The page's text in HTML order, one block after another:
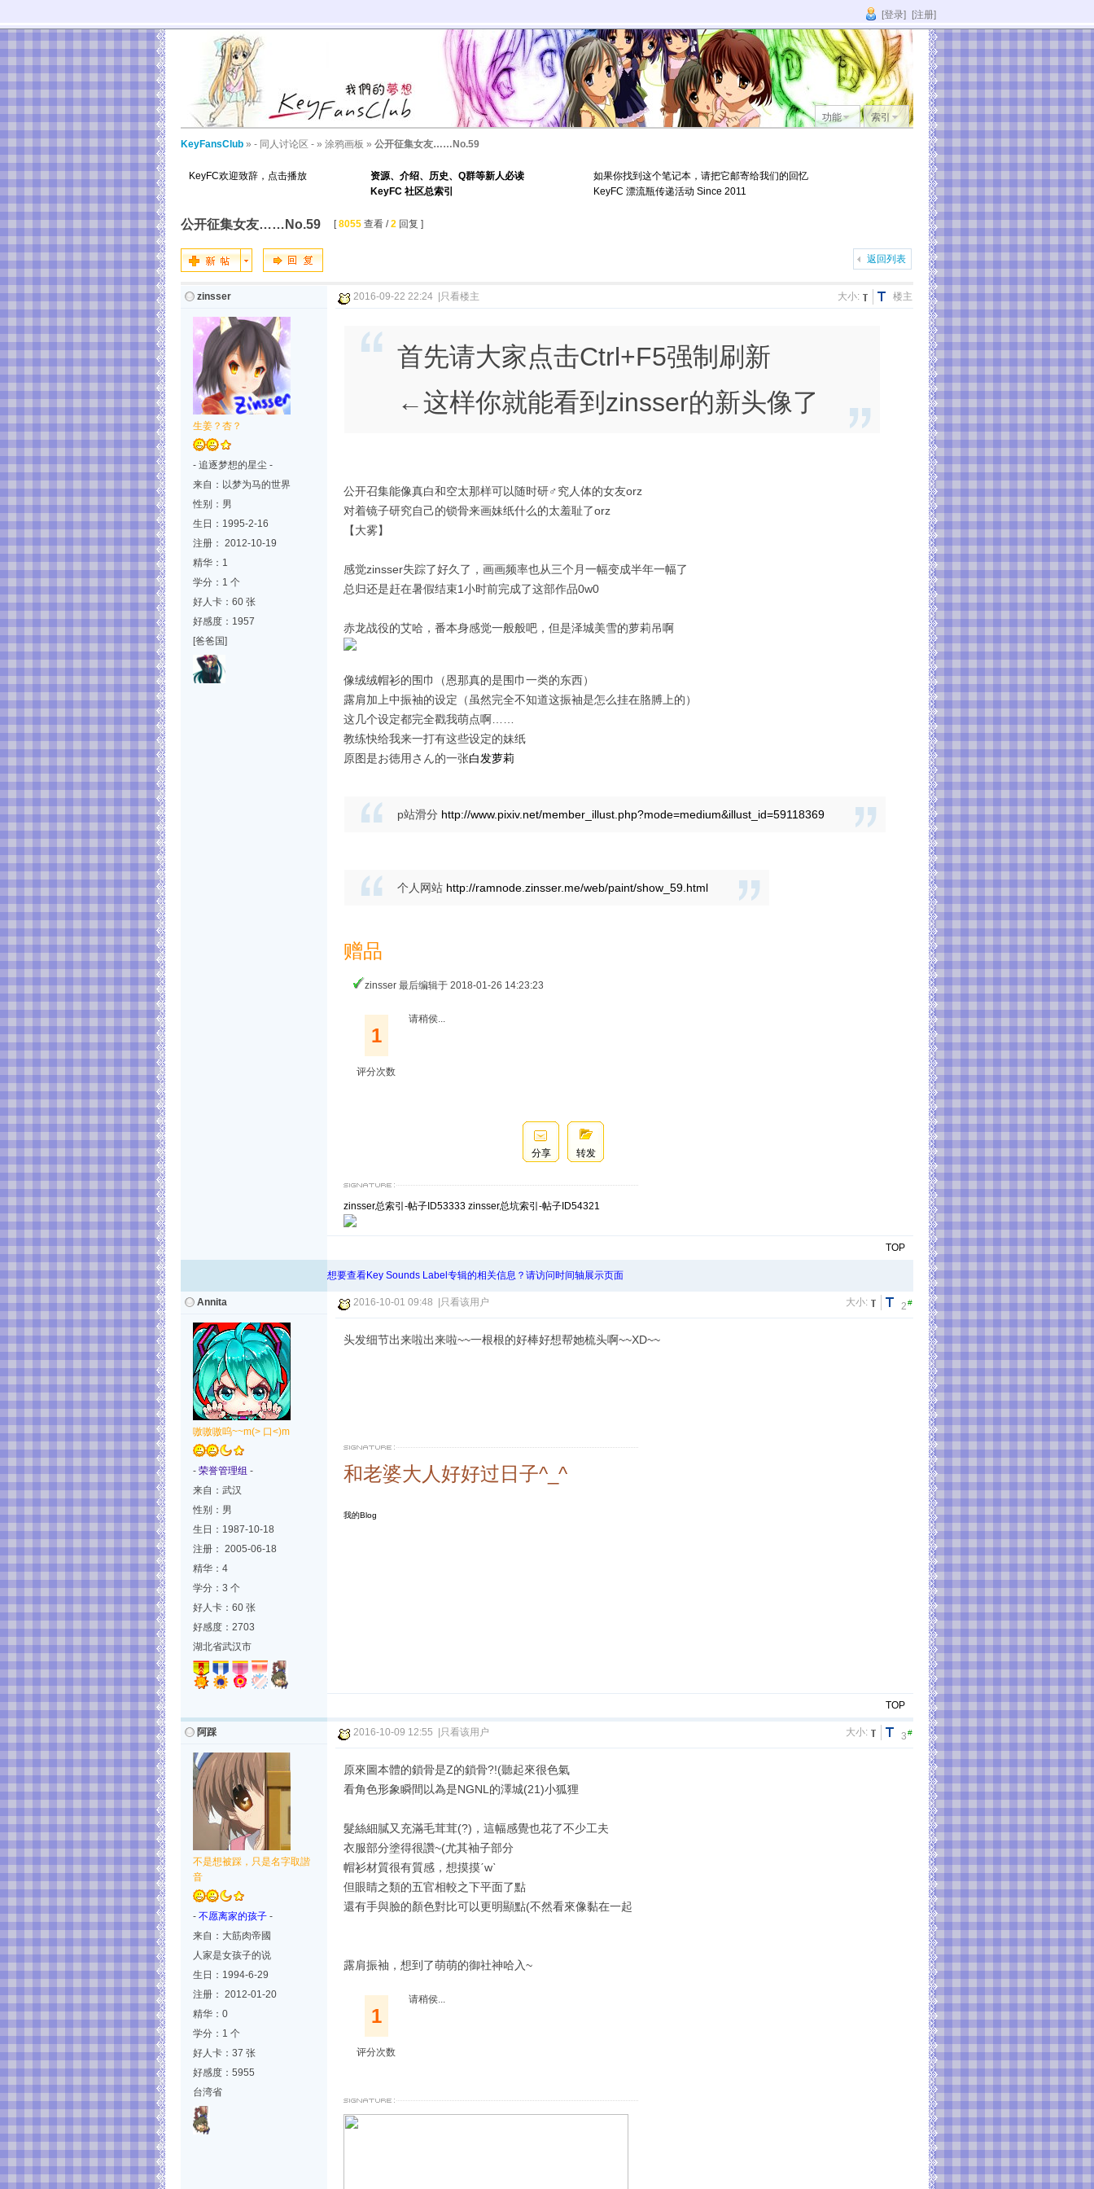
[登录] [注册]
功能 索引
KeyFansClub » - 同人讨论区 - » 涂鸦画板 » 公开征集女友……No.59
KeyFC欢迎致辞，点击播放
资源、介绍、历史、Q群等新人必读
KeyFC 社区总索引
如果你找到这个笔记本，请把它邮寄给我们的回忆
KeyFC 漂流瓶传递活动 Since 2011
公开征集女友……No.59 [8055 查看 /2 回复 ]
返回列表
zinsser
生姜？杏？
- 追逐梦想的星尘 -
来自：以梦为马的世界
性别：男
生日：1995-2-16
注册： 2012-10-19
精华：1
学分：1 个
好人卡：60 张
好感度：1957
[爸爸国]
2016-09-22 22:24 只看楼主 楼主
大小:
首先请大家点击Ctrl+F5强制刷新
←这样你就能看到zinsser的新头像了
公开召集能像真白和空太那样可以随时研♂究人体的女友orz
对着镜子研究自己的锁骨来画妹纸什么的太羞耻了orz
【大雾】
感觉zinsser失踪了好久了，画画频率也从三个月一幅变成半年一幅了
总归还是赶在暑假结束1小时前完成了这部作品0w0
赤龙战役的艾哈，番本身感觉一般般吧，但是泽城美雪的萝莉吊啊
像绒绒帽衫的围巾（恩那真的是围巾一类的东西）
露肩加上中振袖的设定（虽然完全不知道这振袖是怎么挂在胳膊上的）
这几个设定都完全戳我萌点啊……
教练快给我来一打有这些设定的妹纸
原图是お徳用さん的一张白发萝莉
p站滑分 http://www.pixiv.net/member_illust.php?mode=medium&illust_id=59118369
个人网站 http://ramnode.zinsser.me/web/paint/show_59.html
赠品
zinsser 最后编辑于 2018-01-26 14:23:23
1
评分次数
请稍侯...
分享 转发
zinsser总索引-帖子ID53333 zinsser总坑索引-帖子ID54321
TOP
想要查看Key Sounds Label专辑的相关信息？请访问时间轴展示页面
Annita
嗷嗷嗷呜~~m(> 口<)m
- 荣誉管理组 -
来自：武汉
性别：男
生日：1987-10-18
注册： 2005-06-18
精华：4
学分：3 个
好人卡：60 张
好感度：2703
湖北省武汉市
2016-10-01 09:48 只看该用户 2#
大小:
头发细节出来啦出来啦~~一根根的好棒好想帮她梳头啊~~XD~~
和老婆大人好好过日子^_^
我的Blog
TOP
阿踩
不是想被踩，只是名字取諧
音
- 不愿离家的孩子 -
来自：大筋肉帝國
人家是女孩子的说
生日：1994-6-29
注册： 2012-01-20
精华：0
学分：1 个
好人卡：37 张
好感度：5955
台湾省
2016-10-09 12:55 只看该用户 3#
大小:
原來圖本體的鎖骨是Z的鎖骨?!(聽起來很色氣
看角色形象瞬間以為是NGNL的澤城(21)小狐狸
髮絲細膩又充滿毛茸茸(?)，這幅感覺也花了不少工夫
衣服部分塗得很讚~(尤其袖子部分
帽衫材質很有質感，想摸摸ˊwˋ
但眼睛之類的五官相較之下平面了點
還有手與臉的顏色對比可以更明顯點(不然看來像黏在一起
露肩振袖，想到了萌萌的御社神哈入~
1
评分次数
请稍侯...